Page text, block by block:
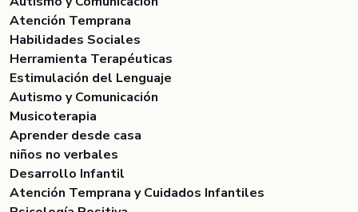
Atención Temprana
Habilidades Sociales
Herramienta Terapéuticas
Estimulación del Lenguaje
Autismo y Comunicación
Musicoterapia
Aprender desde casa
niños no verbales
Desarrollo Infantil
Atención Temprana y Cuidados Infantiles